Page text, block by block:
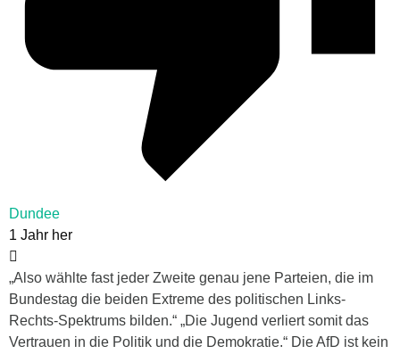
Dundee
1 Jahr her
„Also wählte fast jeder Zweite genau jene Parteien, die im
Bundestag die beiden Extreme des politischen Links-
Rechts-Spektrums bilden.“ „Die Jugend verliert somit das
Vertrauen in die Politik und die Demokratie.“ Die AfD ist kein